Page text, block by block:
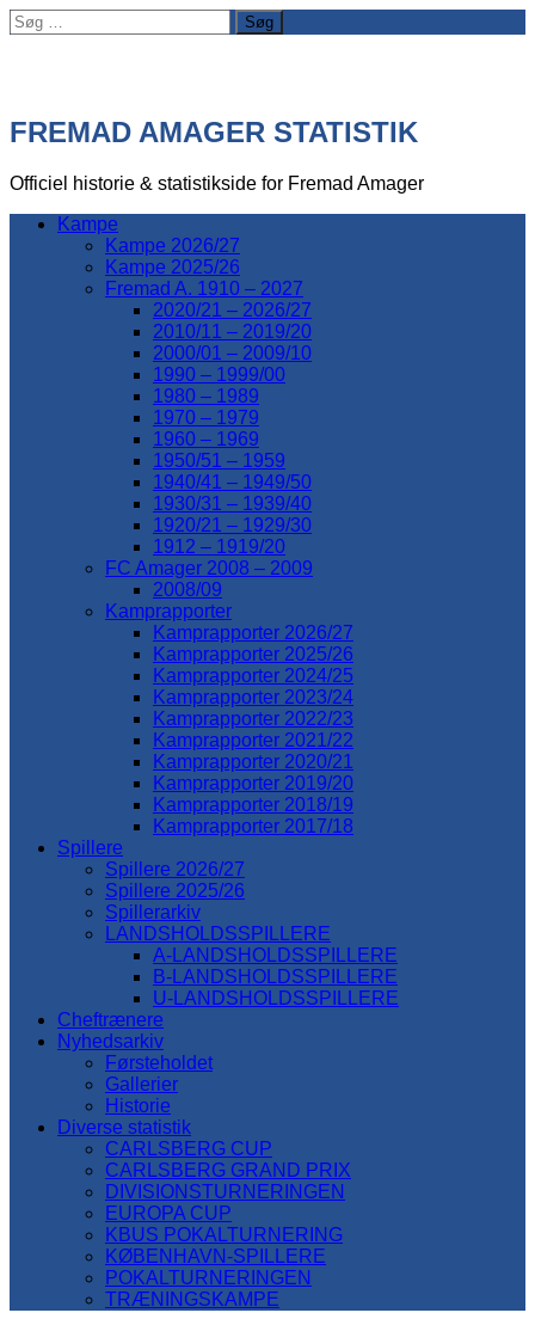
Søg
efter:
FREMAD AMAGER STATISTIK
Officiel historie & statistikside for Fremad Amager
Kampe
Kampe 2026/27
Kampe 2025/26
Fremad A. 1910 – 2027
2020/21 – 2026/27
2010/11 – 2019/20
2000/01 – 2009/10
1990 – 1999/00
1980 – 1989
1970 – 1979
1960 – 1969
1950/51 – 1959
1940/41 – 1949/50
1930/31 – 1939/40
1920/21 – 1929/30
1912 – 1919/20
FC Amager 2008 – 2009
2008/09
Kamprapporter
Kamprapporter 2026/27
Kamprapporter 2025/26
Kamprapporter 2024/25
Kamprapporter 2023/24
Kamprapporter 2022/23
Kamprapporter 2021/22
Kamprapporter 2020/21
Kamprapporter 2019/20
Kamprapporter 2018/19
Kamprapporter 2017/18
Spillere
Spillere 2026/27
Spillere 2025/26
Spillerarkiv
LANDSHOLDSSPILLERE
A-LANDSHOLDSSPILLERE
B-LANDSHOLDSSPILLERE
U-LANDSHOLDSSPILLERE
Cheftrænere
Nyhedsarkiv
Førsteholdet
Gallerier
Historie
Diverse statistik
CARLSBERG CUP
CARLSBERG GRAND PRIX
DIVISIONSTURNERINGEN
EUROPA CUP
KBUS POKALTURNERING
KØBENHAVN-SPILLERE
POKALTURNERINGEN
TRÆNINGSKAMPE